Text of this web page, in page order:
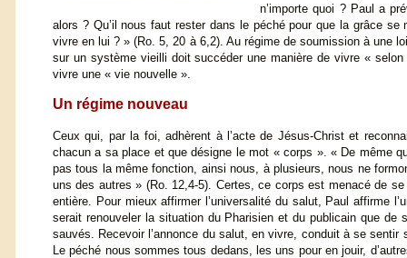
n’importe quoi ? Paul a
alors ? Qu’il nous faut rester dans le péché pour que la grâce
vivre en lui ? » (Ro. 5, 20 à 6,2). Au régime de soumission à une
sur un système vieilli doit succéder une manière de vivre «
vivre une « vie nouvelle ».
Un régime nouveau
Ceux qui, par la foi, adhèrent à l’acte de Jésus-Christ et
chacun a sa place et que désigne le mot « corps ». « De même
pas tous la même fonction, ainsi nous, à plusieurs, nous ne
uns des autres » (Ro. 12,4-5). Certes, ce corps est menacé de
entière. Pour mieux affirmer l’universalité du salut, Paul affirme
serait renouveler la situation du Pharisien et du publicain que
sauvés. Recevoir l’annonce du salut, en vivre, conduit à se
Le péché nous sommes tous dedans, les uns pour en jouir,